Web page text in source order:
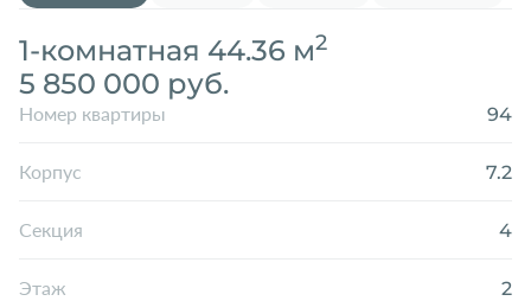
1-комнатная 44.36 м2
5 850 000 руб.
Номер квартиры 94
Корпус 7.2
Секция 4
Этаж 2